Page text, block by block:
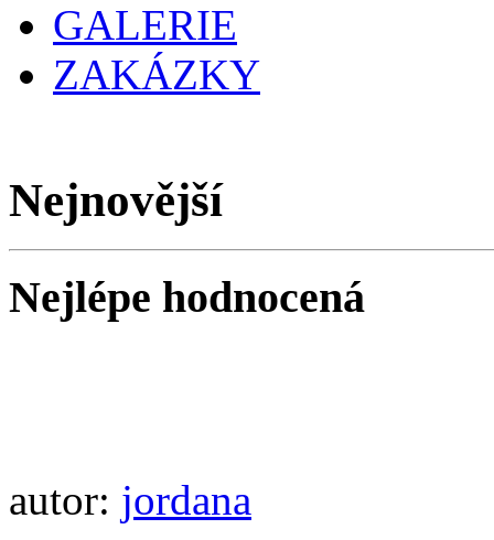
GALERIE
ZAKÁZKY
Nejnovější
Nejlépe hodnocená
autor: jordana